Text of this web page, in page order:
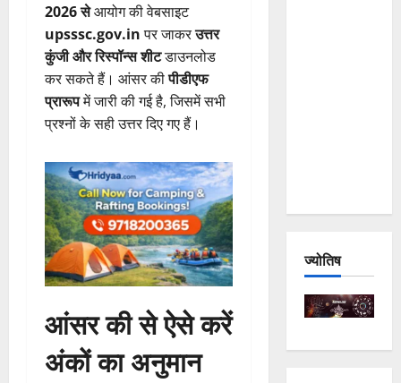
2026 सेआयोग की वेबसाइट
upsssc.gov.inपर जाकरउत्तर
कुंजी और रिस्पॉन्स शीटडाउनलोड
कर सकते हैं। आंसर कीपीडीएफ
प्रारूपमें जारी की गई है, जिसमें सभी
प्रश्नों के सही उत्तर दिए गए हैं।
आंसर की से ऐसे करें
अंकों का अनुमान
ज्योतिष